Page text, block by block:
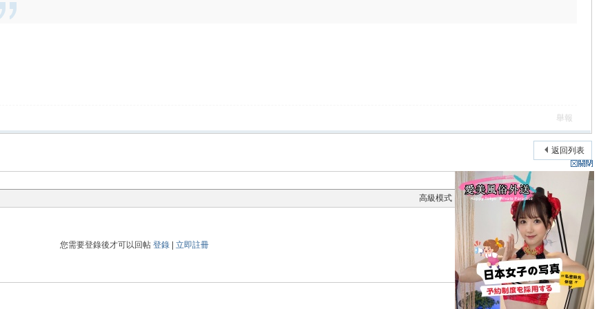
舉報
返回列表
高級模式
您需要登錄後才可以回帖登錄 |立即註冊
本版積分規則